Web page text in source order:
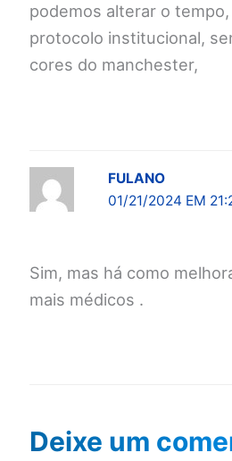
podemos alterar o
protocolo institucional,
cores do manchester,
FULANO
01/21/2024 EM
Sim, mas há como
mais médicos .
Deixe um